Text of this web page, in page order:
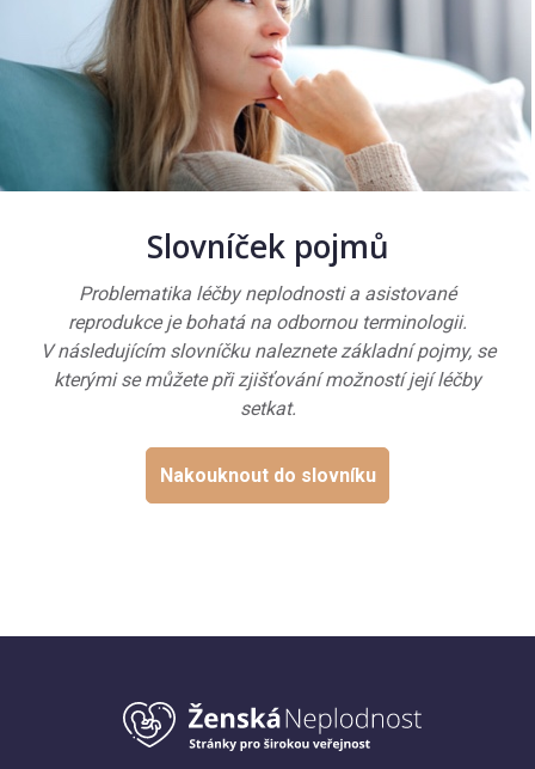
Slovníček pojmů
Problematika léčby neplodnosti a asistované
reprodukce je bohatá na odbornou terminologii.
V následujícím slovníčku naleznete základní pojmy, se
kterými se můžete při zjišťování možností její léčby
setkat.
Nakouknout do slovníku